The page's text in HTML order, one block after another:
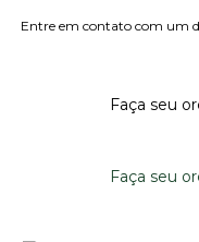
Entre em contato com um
Faça seu
Faça seu